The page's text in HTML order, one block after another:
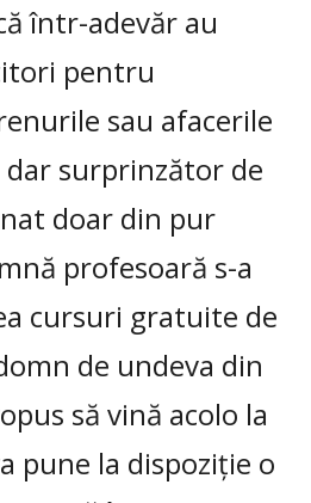
într-adevăr au
pentru
sau afacerile
dar surprinzător de
doar din pur
profesoară s-a
cursuri gratuite de
de undeva din
să vină acolo la
pune la dispoziție o